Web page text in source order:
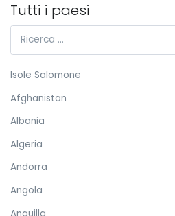
Tutti i paesi
Isole Salomone
Afghanistan
Albania
Algeria
Andorra
Angola
Anguilla